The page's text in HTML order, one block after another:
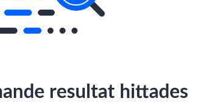
resultat hittades